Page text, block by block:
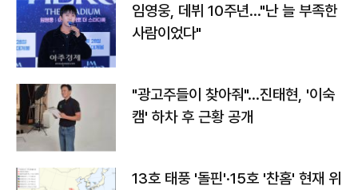
임영웅, 데뷔 10주년…"난 늘 부족한
사람이었다"
"광고주들이 찾아줘"…진태현, '이숙
캠' 하차 후 근황 공개
13호 태풍 '돌핀'·15호 '찬홈' 현재 위